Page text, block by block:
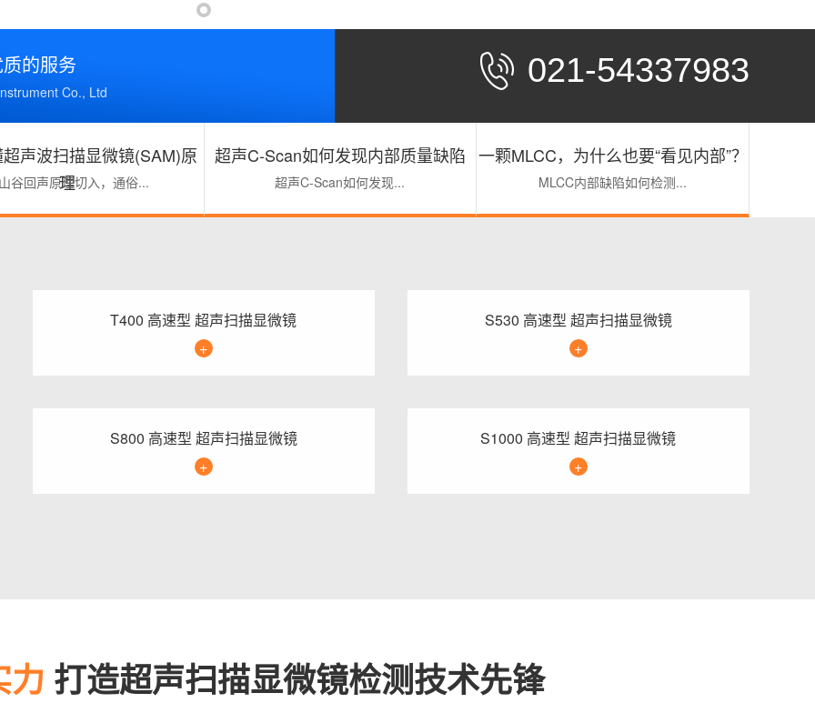
的服务
Co., Ltd
021-54337983
声波扫描显微镜(SAM)原
理
谷回声原理切入，通俗...
超声C-Scan如何发现内部质量缺陷
超声C-Scan如何发现...
一颗MLCC，为什么也要“看见内部”？
MLCC内部缺陷如何检测...
T400 高速型 超声扫描显微镜
+
S530 高速型 超声扫描显微镜
+
S800 高速型 超声扫描显微镜
+
S1000 高速型 超声扫描显微镜
+
力 打造超声扫描显微镜检测技术先锋